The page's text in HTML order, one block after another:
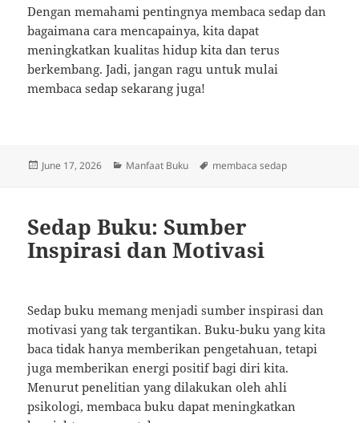
Dengan memahami pentingnya membaca sedap dan
bagaimana cara mencapainya, kita dapat
meningkatkan kualitas hidup kita dan terus
berkembang. Jadi, jangan ragu untuk mulai
membaca sedap sekarang juga!
Posted
June 17, 2026 Categories
Manfaat Buku Tags
membaca sedap
Sedap Buku: Sumber
Inspirasi dan Motivasi
Sedap buku memang menjadi sumber inspirasi dan
motivasi yang tak tergantikan. Buku-buku yang kita
baca tidak hanya memberikan pengetahuan, tetapi
juga memberikan energi positif bagi diri kita.
Menurut penelitian yang dilakukan oleh ahli
psikologi, membaca buku dapat meningkatkan